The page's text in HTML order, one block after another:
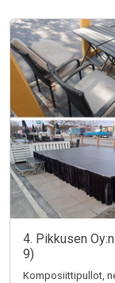
4. Pikkusen
9)
Komposiittipullot,